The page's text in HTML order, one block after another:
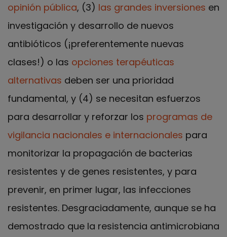
opinión pública, (3) las grandes inversiones en
investigación y desarrollo de nuevos
antibióticos (¡preferentemente nuevas
clases!) o las opciones terapéuticas
alternativas deben ser una prioridad
fundamental, y (4) se necesitan esfuerzos
para desarrollar y reforzar los programas de
vigilancia nacionales e internacionales para
monitorizar la propagación de bacterias
resistentes y de genes resistentes, y para
prevenir, en primer lugar, las infecciones
resistentes. Desgraciadamente, aunque se ha
demostrado que la resistencia antimicrobiana